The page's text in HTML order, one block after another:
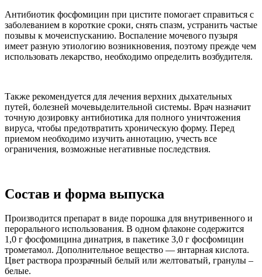
Антибиотик фосфомицин при цистите помогает справиться с
заболеванием в короткие сроки, снять спазм, устранить частые
позывы к мочеиспусканию. Воспаление мочевого пузыря
имеет разную этиологию возникновения, поэтому прежде чем
использовать лекарство, необходимо определить возбудителя.
Также рекомендуется для лечения верхних дыхательных
путей, болезней мочевыделительной системы. Врач назначит
точную дозировку антибиотика для полного уничтожения
вируса, чтобы предотвратить хроническую форму. Перед
приемом необходимо изучить аннотацию, учесть все
ограничения, возможные негативные последствия.
Состав и форма выпуска
Производится препарат в виде порошка для внутривенного и
перорального использования. В одном флаконе содержится
1,0 г фосфомицина динатрия, в пакетике 3,0 г фосфомицин
трометамол. Дополнительное вещество — янтарная кислота.
Цвет раствора прозрачный белый или желтоватый, гранулы –
белые.